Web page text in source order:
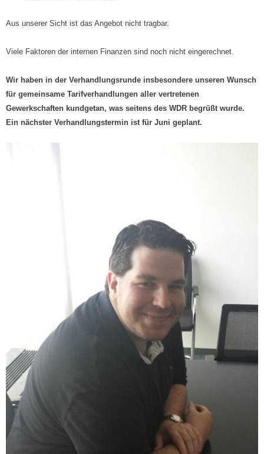
Aus unserer Sicht ist das Angebot nicht tragbar.
Viele Faktoren der internen Finanzen sind noch nicht eingerechnet.
Wir haben in der Verhandlungsrunde insbesondere unseren Wunsch
für gemeinsame Tarifverhandlungen aller vertretenen
Gewerkschaften kundgetan, was seitens des WDR begrüßt wurde.
Ein nächster Verhandlungstermin ist für Juni geplant.